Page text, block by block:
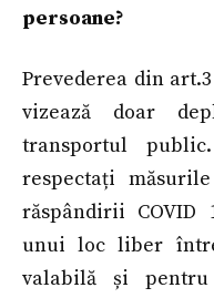
persoane?
Prevederea din
vizează doar
transportul
respectați
răspândirii
unui loc liber
valabilă și